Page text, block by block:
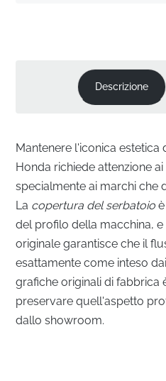
Descrizione
Mantenere l'iconica estetica
Honda richiede attenzione
specialmente ai marchi che
La copertura del serbatoio
del profilo della macchina,
originale garantisce che il
esattamente come inteso
grafiche originali di fabbrica
preservare quell'aspetto
dallo showroom.